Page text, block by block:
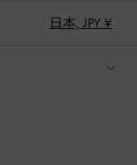
日本, JPY ¥